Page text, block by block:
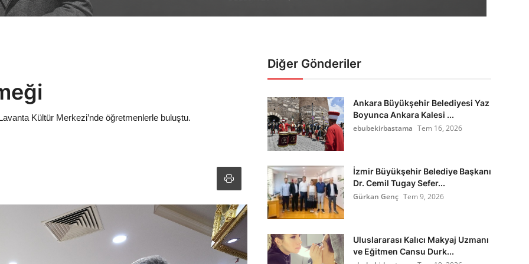
Kültür Merkezi’nde öğretmenlerle buluştu.
Diğer Gönderiler
Ankara Büyükşehir Belediyesi Yaz
Boyunca Ankara Kalesi ...
ebubekirbastama Tem 16, 2026
İzmir Büyükşehir Belediye Başkanı
Dr. Cemil Tugay Sefer...
Gürkan Genç Tem 9, 2026
Uluslararası Kalıcı Makyaj Uzmanı
ve Eğitmen Cansu Durk...